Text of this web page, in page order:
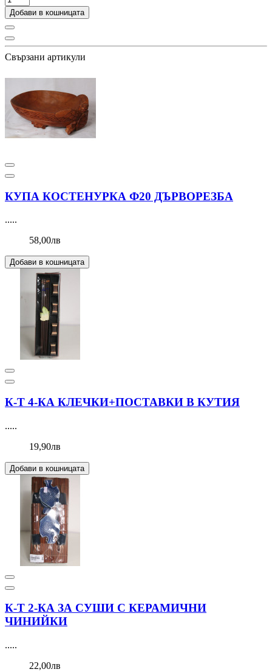
Добави в кошницата
Свързани артикули
КУПА КОСТЕНУРКА Ф20 ДЪРВОРЕЗБА
.....
58,00лв
Добави в кошницата
К-Т 4-КА КЛЕЧКИ+ПОСТАВКИ В КУТИЯ
.....
19,90лв
Добави в кошницата
К-Т 2-КА ЗА СУШИ С КЕРАМИЧНИ
ЧИНИЙКИ
.....
22,00лв